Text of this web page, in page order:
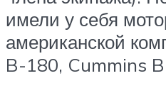
имели у себя
американской
B-180, Cummins